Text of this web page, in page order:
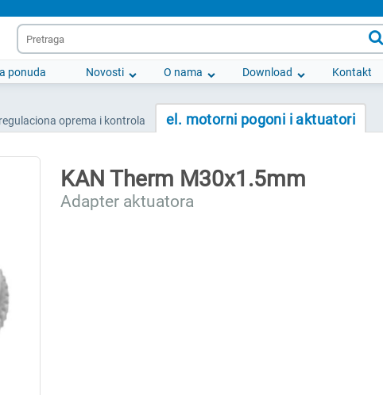
ponuda Novosti O nama Download Kontakt

regulaciona oprema i kontrola el. motorni pogoni i aktuatori
KAN Therm M30x1.5mm
Adapter aktuatora